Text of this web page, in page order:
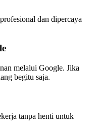
dan dipercaya
melalui Google. Jika
begitu saja.
tanpa henti untuk